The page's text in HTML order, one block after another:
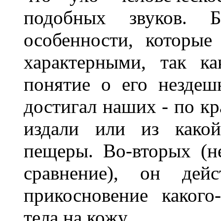
подобных
особенности,
характерными, так
понятие о его
достигал наших - по
издали или из
пещеры. Во-вторых
сравнение), он
прикосновение